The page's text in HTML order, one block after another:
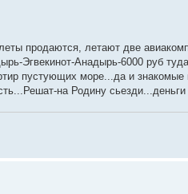
продаются, летают две
Эгвекинот-Анадырь-6000 руб
пустующих море...да и
на Родину